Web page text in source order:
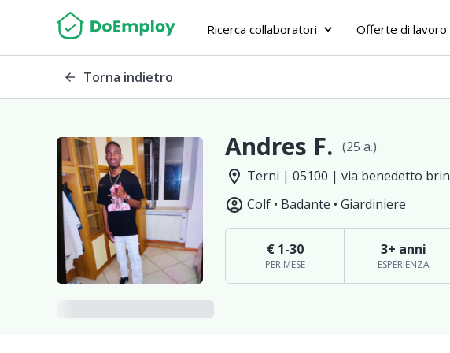
Ricerca collaboratori keyboard_arrow_down Offerte di lavoro
arrow_back Torna indietro
Andres F. (25 a.)
location_on Terni | 05100 | via benedetto brin
account_circle Colf • Badante • Giardiniere
€ 1-30
PER MESE
3+ anni
ESPERIENZA